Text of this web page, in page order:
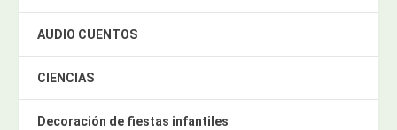
AUDIO CUENTOS
CIENCIAS
Decoración de fiestas infantiles